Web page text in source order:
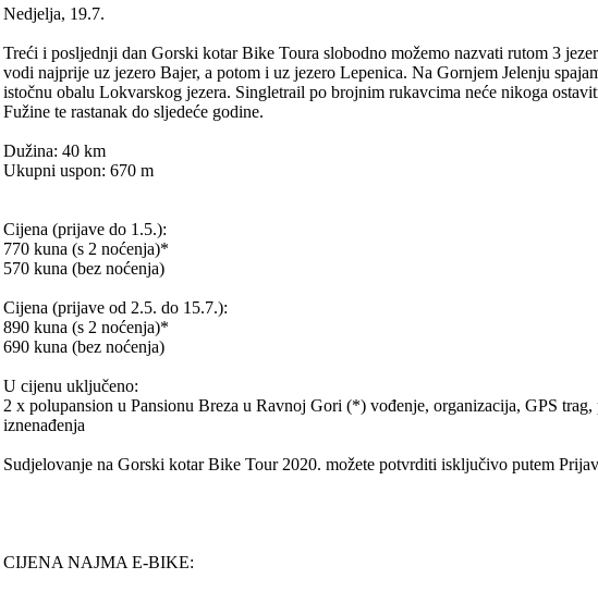
Nedjelja, 19.7.
Treći i posljednji dan Gorski kotar Bike Toura slobodno možemo nazvati rutom 3
vodi najprije uz jezero Bajer, a potom i uz jezero Lepenica. Na Gornjem Jelenju
istočnu obalu Lokvarskog jezera. Singletrail po brojnim rukavcima neće nikoga
Fužine te rastanak do sljedeće godine.
Dužina: 40 km
Ukupni uspon: 670 m
Cijena (prijave do 1.5.):
770 kuna (s 2 noćenja)*
570 kuna (bez noćenja)
Cijena (prijave od 2.5. do 15.7.):
890 kuna (s 2 noćenja)*
690 kuna (bez noćenja)
U cijenu uključeno:
2 x polupansion u Pansionu Breza u Ravnoj Gori (*) vođenje, organizacija, GPS
iznenađenja
Sudjelovanje na Gorski kotar Bike Tour 2020. možete potvrditi isključivo putem
CIJENA NAJMA E-BIKE: